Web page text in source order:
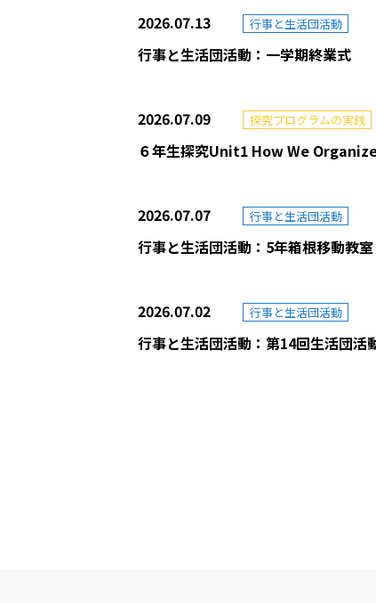
2026.07.13 行事と生活団活動
行事と生活団活動：一学期終業式
2026.07.09 探究プログラムの実践
６年生探究Unit1 How We
2026.07.07 行事と生活団活動
行事と生活団活動：5年箱根移動教室
2026.07.02 行事と生活団活動
行事と生活団活動：第14回生活団活
学校通信（巻頭言）：第4号 IB
令和8年度新1年生児童の募集（9月